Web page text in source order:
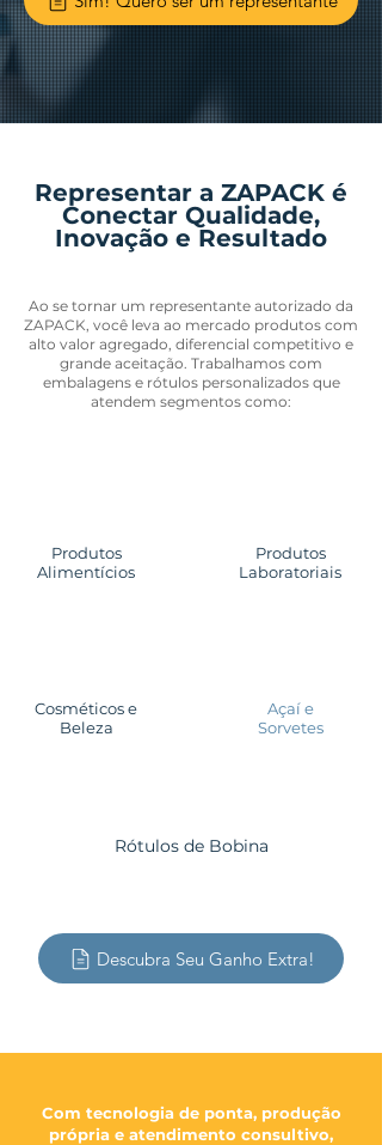
Representar a ZAPACK é
Conectar Qualidade,
Inovação e Resultado
Ao se tornar um representante autorizado da
ZAPACK, você leva ao mercado produtos com
alto valor agregado, diferencial competitivo e
grande aceitação. Trabalhamos com
embalagens e rótulos personalizados que
atendem segmentos como:
Produtos
Alimentícios
Produtos
Laboratoriais
Cosméticos e
Beleza
Açaí e
Sorvetes
Rótulos de Bobina
Descubra Seu Ganho Extra!
Com tecnologia de ponta, produção
própria e atendimento consultivo,